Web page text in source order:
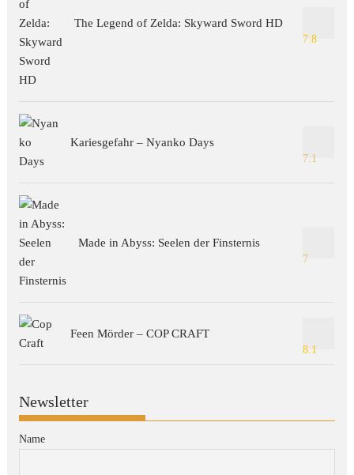
The Legend of Zelda: Skyward Sword HD
7.8
Kariesgefahr – Nyanko Days
7.1
Made in Abyss: Seelen der Finsternis
7
Feen Mörder – COP CRAFT
8.1
Newsletter
Name